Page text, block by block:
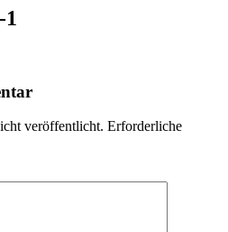
veröffentlicht. Erforderliche